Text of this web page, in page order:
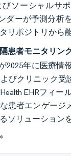
びソーシャルサ
ンダーが予測分
リポジトリから
患者モニタリン
2025年に医療
びクリニック
EHRフィ
患者エンゲージ
ソリューション
*